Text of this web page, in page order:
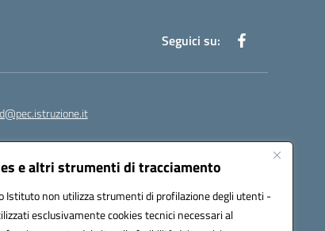
e altri strumenti di tracciamento
Istituto non utilizza strumenti di profilazione degli utenti -
esclusivamente cookies tecnici necessari al
Seguici su: